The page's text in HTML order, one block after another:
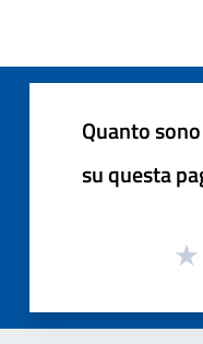
Quanto
su questa